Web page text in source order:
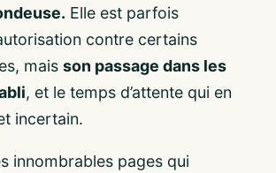
Elle est parfois
contre certains
mais son passage dans les
, et le temps d’attente qui en
incertain.
innombrables pages qui